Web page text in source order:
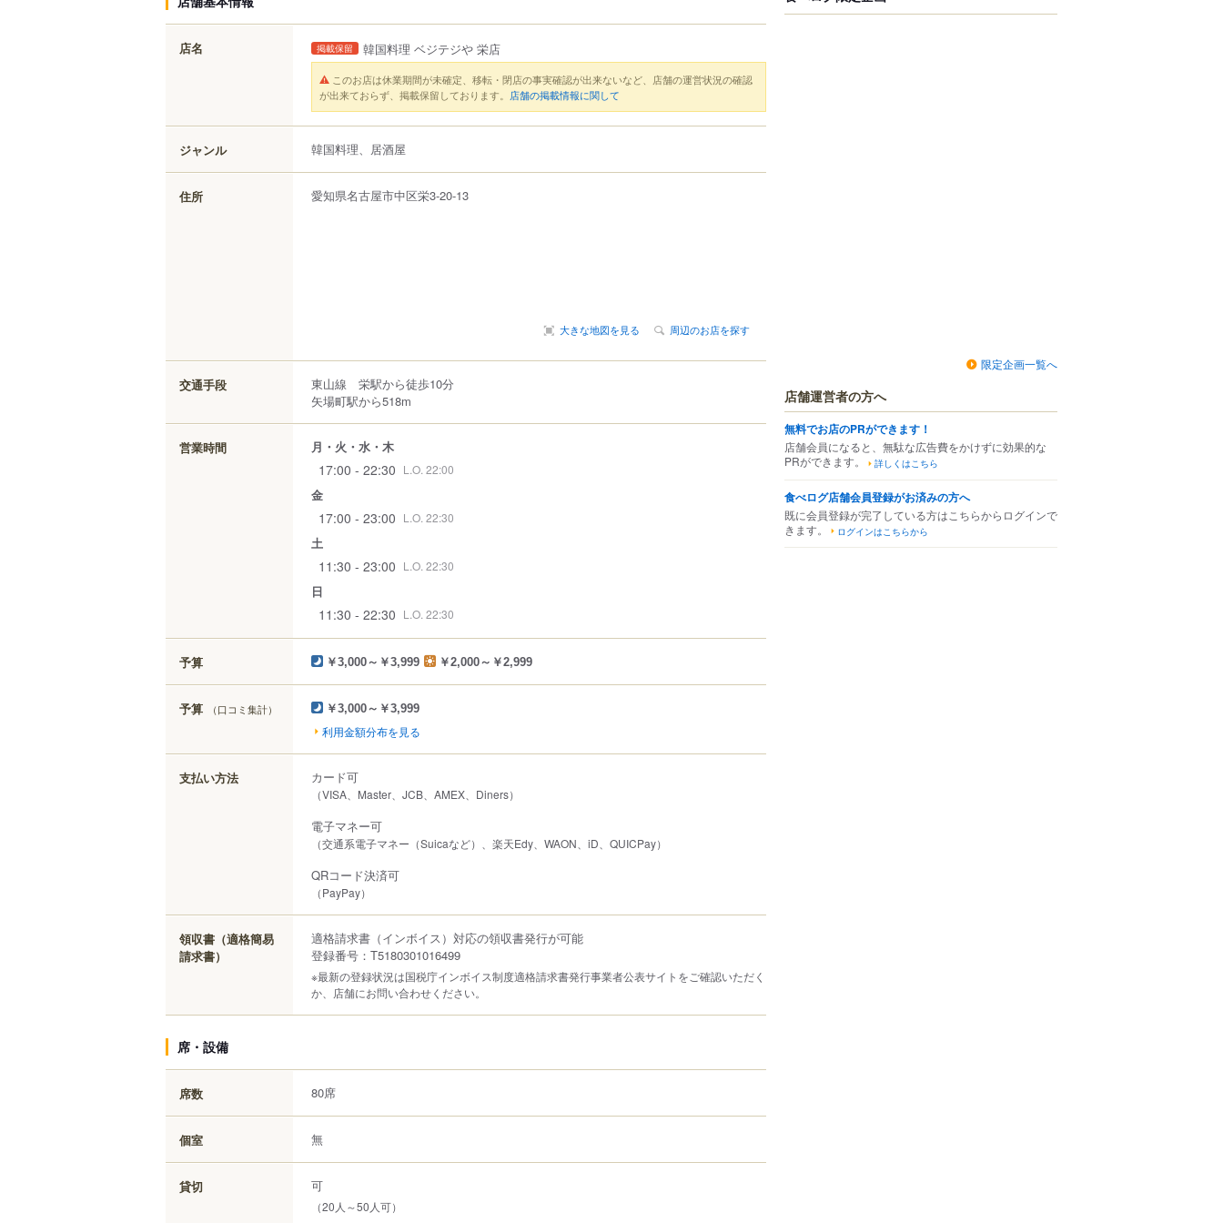
店名 掲載保留 韓国料理 ベジテジや 栄店
このお店は休業期間が未確定、移転・閉店の事実確認が出来ないなど、店舗の運営状況の確認
が出来ておらず、掲載保留しております。 店舗の掲載情報に関して
ジャンル 韓国料理、居酒屋
住所 愛知県名古屋市中区栄3-20-13
大きな地図を見る 周辺のお店を探す
交通手段
東山線 栄駅から徒歩10分
矢場町駅から518m
営業時間 月・火・水・木
17:00 - 22:30 L.O. 22:00
金
17:00 - 23:00 L.O. 22:30
土
11:30 - 23:00 L.O. 22:30
日
11:30 - 22:30 L.O. 22:30
予算 ￥3,000～￥3,999 ￥2,000～￥2,999
予算 （口コミ集計） ￥3,000～￥3,999
利用金額分布を見る
支払い方法 カード可
（VISA、Master、JCB、AMEX、Diners）
電子マネー可
（交通系電子マネー（Suicaなど）、楽天Edy、WAON、iD、QUICPay）
QRコード決済可
（PayPay）
領収書（適格簡易
請求書）
適格請求書（インボイス）対応の領収書発行が可能
登録番号：T5180301016499
※最新の登録状況は国税庁インボイス制度適格請求書発行事業者公表サイトをご確認いただく
か、店舗にお問い合わせください。
席・設備
席数 80席
個室 無
貸切 可
（20人～50人可）
限定企画一覧へ
店舗運営者の方へ
無料でお店のPRができます！
店舗会員になると、無駄な広告費をかけずに効果的な
PRができます。
詳しくはこちら
食べログ店舗会員登録がお済みの方へ
既に会員登録が完了している方はこちらからログインで
きます。
ログインはこちらから